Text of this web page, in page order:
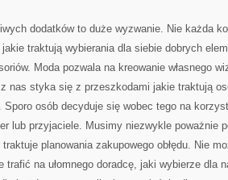
dodatków to duże wyzwanie. Nie każda
traktują wybierania dla siebie dobrych
Moda pozwala na kreowanie własnego
nas styka się z przeszkodami jakie traktują
Sporo osób decyduje się wobec tego na
lub przyjaciele. Musimy niezwykle poważnie
planowania zakupowego obłędu. Nie
trafić na ułomnego doradcę, jaki wybierze dla